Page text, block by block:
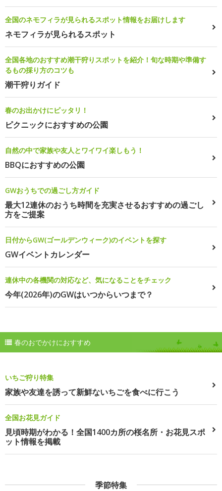
全国のネモフィラが見られるスポット情報をお届けします
ネモフィラが見られるスポット
全国各地のおすすめ潮干狩りスポットを紹介！旬な時期や準備す
るもの採り方のコツも
潮干狩りガイド
春のお出かけにピッタリ！
ピクニックにおすすめの公園
自然の中で家族や友人とワイワイ楽しもう！
BBQにおすすめの公園
GWおうちでの過ごし方ガイド
最大12連休のおうち時間を充実させるおすすめの過ごし
方をご提案
日付からGW(ゴールデンウィーク)のイベントを探す
GWイベントカレンダー
連休中の各機関の対応など、気になることをチェック
今年(2026年)のGWはいつからいつまで？
春のおでかけにおすすめ
いちご狩り特集
家族や友達を誘って新鮮ないちごを食べに行こう
全国お花見ガイド
見頃時期がわかる！全国1400カ所の桜名所・お花見スポ
ット情報を掲載
季節特集